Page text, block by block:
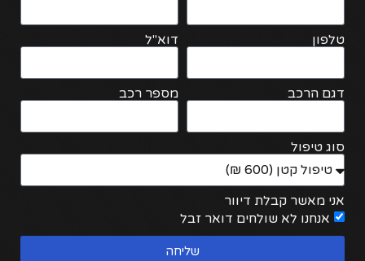
טלפון דוא"ל
דגם הרכב מספר רכב
סוג טיפול
אני מאשר קבלת דיוור
אנחנו לא שולחים דואר זבל
שליחה